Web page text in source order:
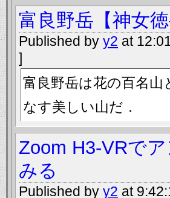
富良野岳【神女徳
Published by y2 at
]
富良野岳は花の百名
なす美しい山だ．
Zoom H3-VRで
みる
Published by y2 at